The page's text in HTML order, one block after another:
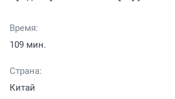
Время:
109 мин.
Страна:
Китай